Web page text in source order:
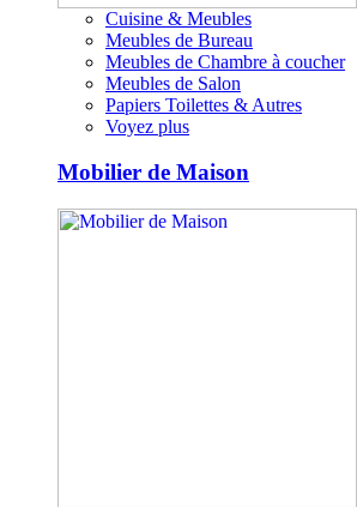
Cuisine & Meubles
Meubles de Bureau
Meubles de Chambre à coucher
Meubles de Salon
Papiers Toilettes & Autres
Voyez plus
Mobilier de Maison